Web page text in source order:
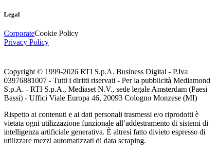
Legal
CorporateCookie Policy
Privacy Policy
Copyright © 1999-2026 RTI S.p.A. Business Digital - P.Iva
03976881007 - Tutti i diritti riservati - Per la pubblicità Mediamond
S.p.A. - RTI S.p.A., Mediaset N.V., sede legale Amsterdam (Paesi
Bassi) - Uffici Viale Europa 46, 20093 Cologno Monzese (MI)
Rispetto ai contenuti e ai dati personali trasmessi e/o riprodotti è
vietata ogni utilizzazione funzionale all’addestramento di sistemi di
intelligenza artificiale generativa. È altresì fatto divieto espresso di
utilizzare mezzi automatizzati di data scraping.